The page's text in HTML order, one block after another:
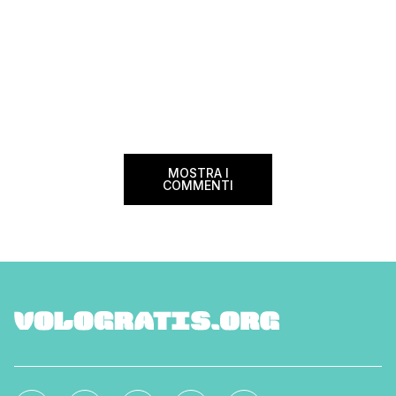
MOSTRA I
COMMENTI